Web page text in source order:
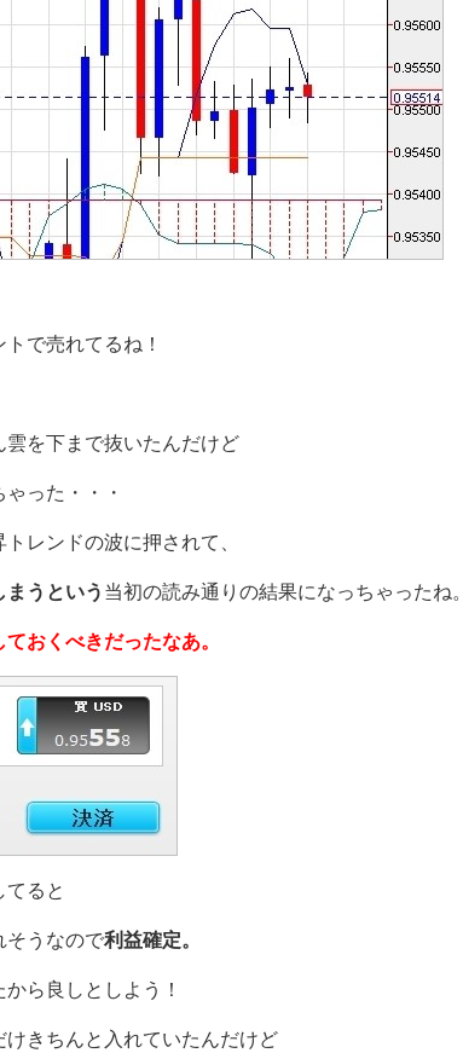
で売れてるね！
雲を下まで抜いたんだけど
った・・・
レンドの波に押されて、
うという 当初の読み通りの結果になっちゃったね。
おくべきだったなあ。
てると
そうなので利益確定。
ら良しとしよう！
けきちんと入れていたんだけど